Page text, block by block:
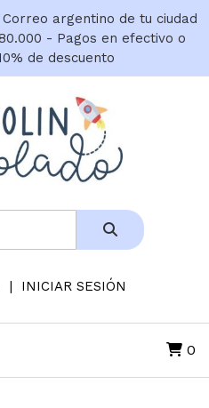
argentino de tu ciudad
- Pagos en efectivo o
de descuento
INICIAR SESIÓN
0